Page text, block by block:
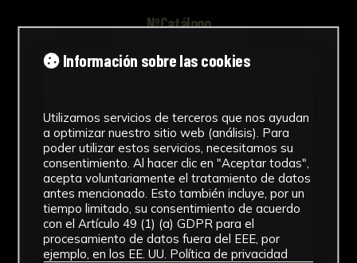
NºCatálogo
FHEB-03639
Muestra Botánica
Cronología
SF
Fondo
Fondo Herbario
Información sobre las cookies
Utilizamos servicios de terceros que nos ayudan
a optimizar nuestro sitio web (análisis). Para
poder utilizar estos servicios, necesitamos su
consentimiento. Al hacer clic en "Aceptar todas",
acepta voluntariamente el tratamiento de datos
antes mencionado. Esto también incluye, por un
tiempo limitado, su consentimiento de acuerdo
con el Artículo 49 (1) (a) GDPR para el
procesamiento de datos fuera del EEE, por
ejemplo, en los EE. UU. Política de privacidad